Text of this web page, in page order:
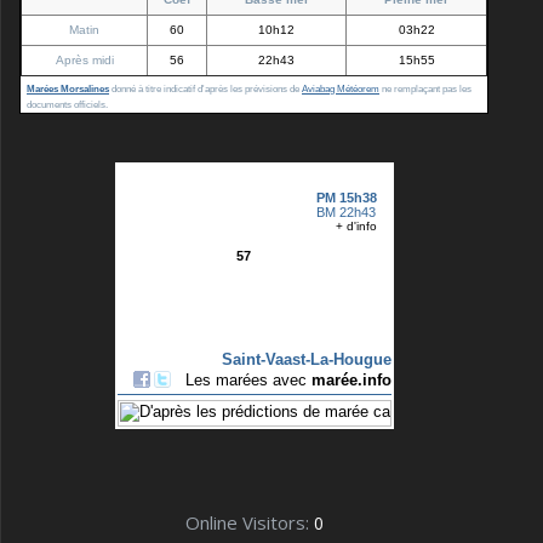
Matin 60 10h12 03h22
Après midi 56 22h43 15h55
Marées Morsalines donné à titre indicatif d'après les prévisions de Aviabag Météorem ne remplaçant pas les
documents officiels.
Online Visitors: 0